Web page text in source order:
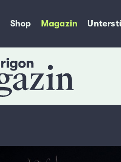
Shop Magazin